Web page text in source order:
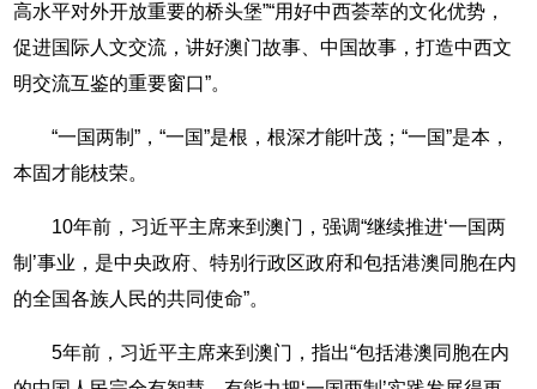
高水平对外开放重要的桥头堡”“用好中西荟萃的文化优势，
促进国际人文交流，讲好澳门故事、中国故事，打造中西文
明交流互鉴的重要窗口”。
“一国两制”，“一国”是根，根深才能叶茂；“一国”是本，
本固才能枝荣。
10年前，习近平主席来到澳门，强调“继续推进‘一国两
制’事业，是中央政府、特别行政区政府和包括港澳同胞在内
的全国各族人民的共同使命”。
5年前，习近平主席来到澳门，指出“包括港澳同胞在内